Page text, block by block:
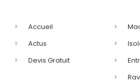
Accueil
Actus
Devis Gratuit